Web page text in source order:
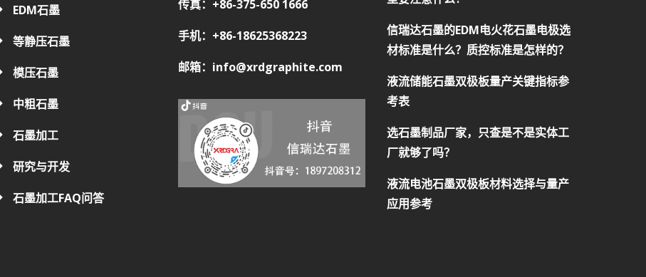
EDM石墨
等静压石墨
模压石墨
中粗石墨
石墨加工
研究与开发
石墨加工FAQ问答
传真：+86-375-650 1666
手机：+86-18625368223
邮箱：info@xrdgraphite.com
信瑞达石墨的EDM电火花石墨电极选
材标准是什么？质控标准是怎样的？
液流储能石墨双极板量产关键指标参
考表
选石墨制品厂家，只查是不是实体工
厂就够了吗？
液流电池石墨双极板材料选择与量产
应用参考